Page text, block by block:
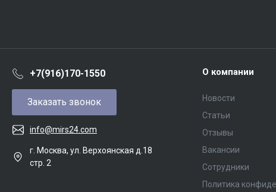
+7(916)170-1550
Заказать звонок
info@mirs24.com
г. Москва, ул. Верхоянская д.18
стр. 2
О компании
Новости
Статьи
Отзывы
Вакансии
Сотрудники
Политика